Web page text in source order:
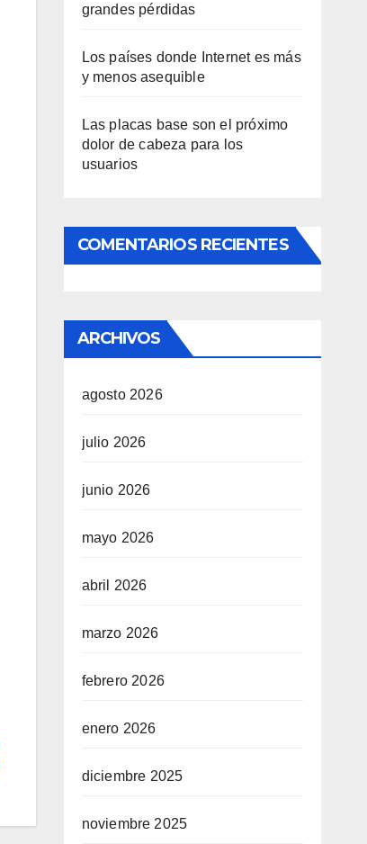
grandes pérdidas
Los países donde Internet es más
y menos asequible
Las placas base son el próximo
dolor de cabeza para los
usuarios
COMENTARIOS RECIENTES
ARCHIVOS
agosto 2026
julio 2026
junio 2026
mayo 2026
abril 2026
marzo 2026
febrero 2026
enero 2026
diciembre 2025
noviembre 2025